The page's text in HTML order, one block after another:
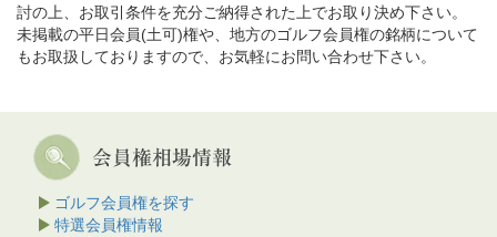
討の上、お取引条件を充分ご納得された上でお取り決め下さい。
未掲載の平日会員(土可)権や、地方のゴルフ会員権の銘柄について
もお取扱しておりますので、お気軽にお問い合わせ下さい。
ゴルフ会員権を探す
特選会員権情報